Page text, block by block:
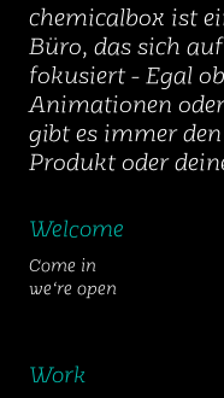
chemicalbox ist
Büro, das sich
fokusiert - Egal
Animationen
gibt es immer
Produkt oder
Welcome
Come in
we‘re open
Work